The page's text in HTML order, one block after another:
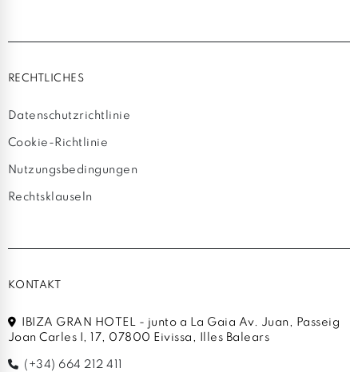
RECHTLICHES
Datenschutzrichtlinie
Cookie-Richtlinie
Nutzungsbedingungen
Rechtsklauseln
KONTAKT
IBIZA GRAN HOTEL - junto a La Gaia Av. Juan, Passeig
Joan Carles I, 17, 07800 Eivissa, Illes Balears
(+34) 664 212 411